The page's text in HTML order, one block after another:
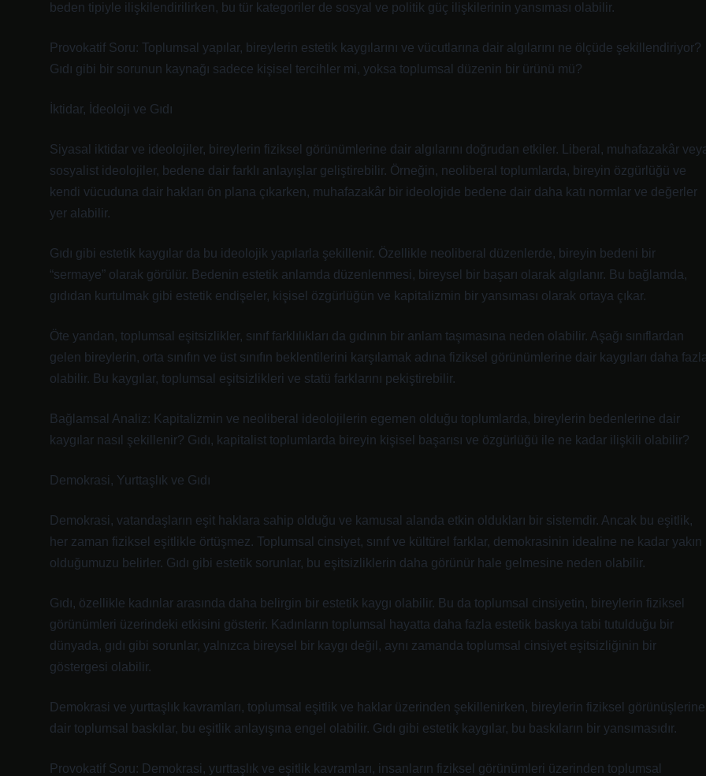
beden tipiyle ilişkilendirilirken, bu tür kategoriler de sosyal ve politik güç ilişkilerinin yansıması olabilir.
Provokatif Soru: Toplumsal yapılar, bireylerin estetik kaygılarını ve vücutlarına dair algılarını ne ölçüde şekillendiriyor?
Gıdı gibi bir sorunun kaynağı sadece kişisel tercihler mi, yoksa toplumsal düzenin bir ürünü mü?
İktidar, İdeoloji ve Gıdı
Siyasal iktidar ve ideolojiler, bireylerin fiziksel görünümlerine dair algılarını doğrudan etkiler. Liberal, muhafazakâr
sosyalist ideolojiler, bedene dair farklı anlayışlar geliştirebilir. Örneğin, neoliberal toplumlarda, bireyin özgürlüğü ve
kendi vücuduna dair hakları ön plana çıkarken, muhafazakâr bir ideolojide bedene dair daha katı normlar ve değerler
yer alabilir.
Gıdı gibi estetik kaygılar da bu ideolojik yapılarla şekillenir. Özellikle neoliberal düzenlerde, bireyin bedeni bir
“sermaye” olarak görülür. Bedenin estetik anlamda düzenlenmesi, bireysel bir başarı olarak algılanır. Bu bağlamda,
gıdıdan kurtulmak gibi estetik endişeler, kişisel özgürlüğün ve kapitalizmin bir yansıması olarak ortaya çıkar.
Öte yandan, toplumsal eşitsizlikler, sınıf farklılıkları da gıdının bir anlam taşımasına neden olabilir. Aşağı sınıflardan
gelen bireylerin, orta sınıfın ve üst sınıfın beklentilerini karşılamak adına fiziksel görünümlerine dair kaygıları daha
olabilir. Bu kaygılar, toplumsal eşitsizlikleri ve statü farklarını pekiştirebilir.
Bağlamsal Analiz: Kapitalizmin ve neoliberal ideolojilerin egemen olduğu toplumlarda, bireylerin bedenlerine dair
kaygılar nasıl şekillenir? Gıdı, kapitalist toplumlarda bireyin kişisel başarısı ve özgürlüğü ile ne kadar ilişkili olabilir?
Demokrasi, Yurttaşlık ve Gıdı
Demokrasi, vatandaşların eşit haklara sahip olduğu ve kamusal alanda etkin oldukları bir sistemdir. Ancak bu eşitlik,
her zaman fiziksel eşitlikle örtüşmez. Toplumsal cinsiyet, sınıf ve kültürel farklar, demokrasinin idealine ne kadar yakın
olduğumuzu belirler. Gıdı gibi estetik sorunlar, bu eşitsizliklerin daha görünür hale gelmesine neden olabilir.
Gıdı, özellikle kadınlar arasında daha belirgin bir estetik kaygı olabilir. Bu da toplumsal cinsiyetin, bireylerin fiziksel
görünümleri üzerindeki etkisini gösterir. Kadınların toplumsal hayatta daha fazla estetik baskıya tabi tutulduğu bir
dünyada, gıdı gibi sorunlar, yalnızca bireysel bir kaygı değil, aynı zamanda toplumsal cinsiyet eşitsizliğinin bir
göstergesi olabilir.
Demokrasi ve yurttaşlık kavramları, toplumsal eşitlik ve haklar üzerinden şekillenirken, bireylerin fiziksel görünüşlerine
dair toplumsal baskılar, bu eşitlik anlayışına engel olabilir. Gıdı gibi estetik kaygılar, bu baskıların bir yansımasıdır.
Provokatif Soru: Demokrasi, yurttaşlık ve eşitlik kavramları, insanların fiziksel görünümleri üzerinden toplumsal